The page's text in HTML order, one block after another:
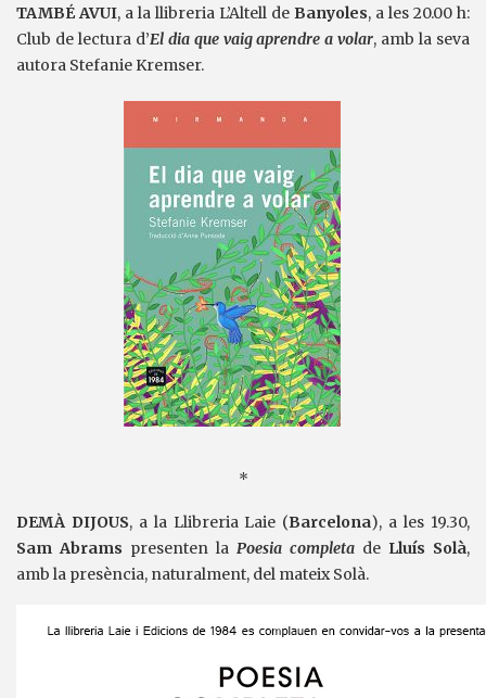
TAMBÉ AVUI, a la llibreria L’Altell de Banyoles, a les 20.00 h:
Club de lectura d’El dia que vaig aprendre a volar, amb la seva
autora Stefanie Kremser.
*
DEMÀ DIJOUS, a la Llibreria Laie (Barcelona), a les 19.30,
Sam Abrams presenten la Poesia completa de Lluís Solà,
amb la presència, naturalment, del mateix Solà.